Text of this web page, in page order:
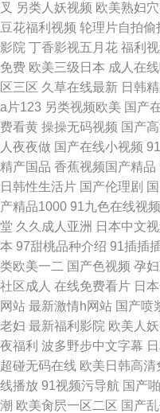
叉 另类人妖视频 欧美熟妇
豆花福利视频 轮理片自拍偷
影院 丁香影视五月花 福利
免费 欧美三级日本 成人在
区三区 久草在线最新 日韩
a片123 另类视频欧美 国产
费看黄 操操无码视频 国产
人夜夜做 国产在线小视频
精产国品 香蕉视频国产精品
日韩性生活片 国产伦理剧
产精品1000 91九色在线视频
堂 久久成人亚洲 日本中文
本 97甜桃品种介绍 91插插
类欧美一二 国产色视频 孕
社区成人 在线免费看片 日
网站 最新激情h网站 国产喷
老妇 最新福利影院 欧美人
夜福利 波多野步中文字幕
超碰无码在线 欧美日韩高清
线播放 91视频污导航 国产
潮 欧美肏屄一区二区 国产